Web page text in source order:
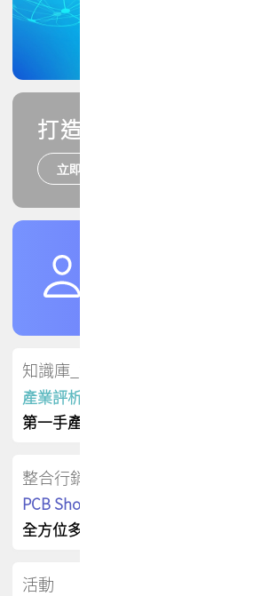
打造您的PCB專業技能
立即報名
知識庫_會員專屬
產業評析報告
第一手產業資訊
整合行銷
PCB Shop 採購指南
全方位多元曝光方案
活動